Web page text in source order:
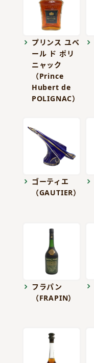
プリンス ユベ
ール ド ポリ
ニャック
（Prince
Hubert de
POLIGNAC）
ゴーティエ
（GAUTIER）
フラパン
（FRAPIN）